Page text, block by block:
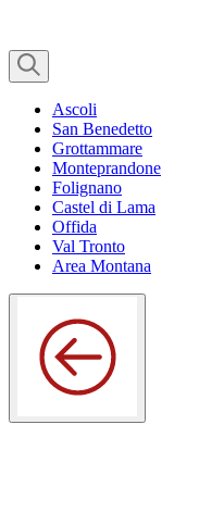
Ascoli
San Benedetto
Grottammare
Monteprandone
Folignano
Castel di Lama
Offida
Val Tronto
Area Montana